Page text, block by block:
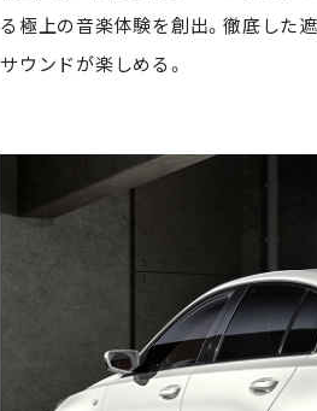
る極上の音楽体験を創出。徹底した
サウンドが楽しめる。